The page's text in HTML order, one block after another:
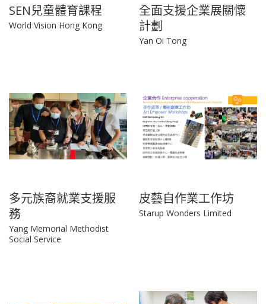
SEN兒童體育課程
World Vision Hong Kong
全面支援企業展關懷
計劃
Yan Oi Tong
多元族裔就業支援服
務
Yang Memorial Methodist
Social Service
皮藝自作業工作坊
Starup Wonders Limited